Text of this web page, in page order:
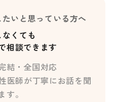
いと思っている方へ
くても
相談できます
結・全国対応
医師が丁寧にお話を聞
す。